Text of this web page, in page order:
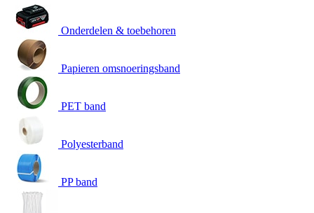
Onderdelen & toebehoren
Papieren omsnoeringsband
PET band
Polyesterband
PP band